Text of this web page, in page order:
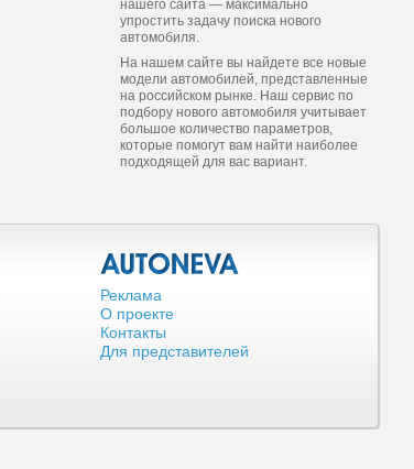
нашего сайта — максимально
упростить задачу поиска нового
автомобиля.
На нашем сайте вы найдете все новые
модели автомобилей, представленные
на российском рынке. Наш сервис по
подбору нового автомобиля учитывает
большое количество параметров,
которые помогут вам найти наиболее
подходящей для вас вариант.
Реклама
О проекте
Контакты
Для представителей